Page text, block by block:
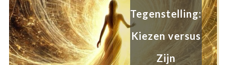
Tegenstelling:
Kiezen versus
Zijn